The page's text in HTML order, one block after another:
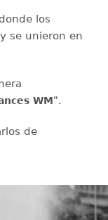
los
se unieron en
WM".
de